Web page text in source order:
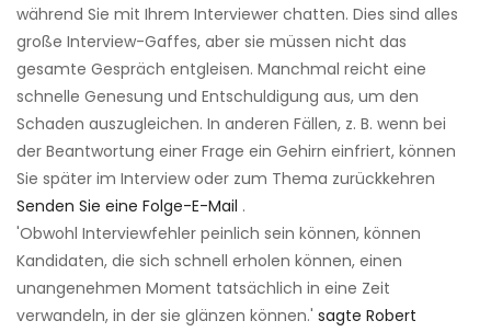
während Sie mit Ihrem Interviewer chatten. Dies sind alles
große Interview-Gaffes, aber sie müssen nicht das
gesamte Gespräch entgleisen. Manchmal reicht eine
schnelle Genesung und Entschuldigung aus, um den
Schaden auszugleichen. In anderen Fällen, z. B. wenn bei
der Beantwortung einer Frage ein Gehirn einfriert, können
Sie später im Interview oder zum Thema zurückkehren
Senden Sie eine Folge-E-Mail .
'Obwohl Interviewfehler peinlich sein können, können
Kandidaten, die sich schnell erholen können, einen
unangenehmen Moment tatsächlich in eine Zeit
verwandeln, in der sie glänzen können.' sagte Robert